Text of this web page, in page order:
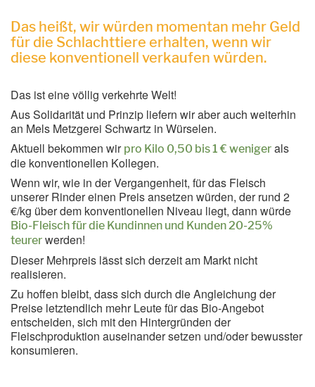
Das heißt, wir würden momentan mehr Geld
für die Schlachttiere erhalten, wenn wir
diese konventionell verkaufen würden.
Das ist eine völlig verkehrte Welt!
Aus Solidarität und Prinzip liefern wir aber auch weiterhin
an Mels Metzgerei Schwartz in Würselen.
Aktuell bekommen wir pro Kilo 0,50 bis 1 € weniger als
die konventionellen Kollegen.
Wenn wir, wie in der Vergangenheit, für das Fleisch
unserer Rinder einen Preis ansetzen würden, der rund 2
€/kg über dem konventionellen Niveau liegt, dann würde
Bio-Fleisch für die Kundinnen und Kunden 20-25%
teurer werden!
Dieser Mehrpreis lässt sich derzeit am Markt nicht
realisieren.
Zu hoffen bleibt, dass sich durch die Angleichung der
Preise letztendlich mehr Leute für das Bio-Angebot
entscheiden, sich mit den Hintergründen der
Fleischproduktion auseinander setzen und/oder bewusster
konsumieren.